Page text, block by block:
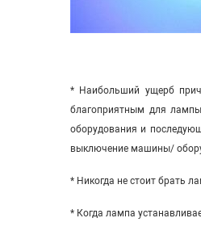
* Наибольший ущерб
благоприятным для
оборудования и
выключение машины/
* Никогда не стоит брать
* Когда лампа